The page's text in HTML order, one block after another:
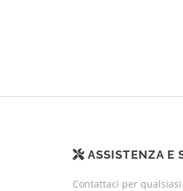
ASSISTENZA E
Contattaci per